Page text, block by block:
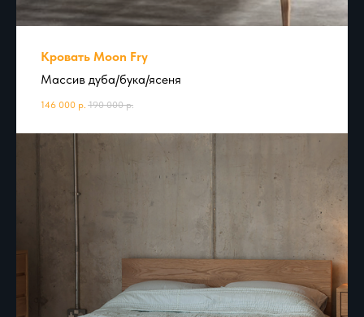
Кровать Moon Fry
Массив дуба/бука/ясеня
146 000 р. 190 000 р.